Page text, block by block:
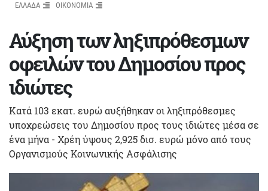
ΕΛΛΑΔΑ ΟΙΚΟΝΟΜΙΑ
Αύξηση των ληξιπρόθεσμων
οφειλών του Δημοσίου προς
ιδιώτες
Κατά 103 εκατ. ευρώ αυξήθηκαν οι ληξιπρόθεσμες
υποχρεώσεις του Δημοσίου προς τους ιδιώτες μέσα σε
ένα μήνα - Χρέη ύψους 2,925 δισ. ευρώ μόνο από τους
Οργανισμούς Κοινωνικής Ασφάλισης